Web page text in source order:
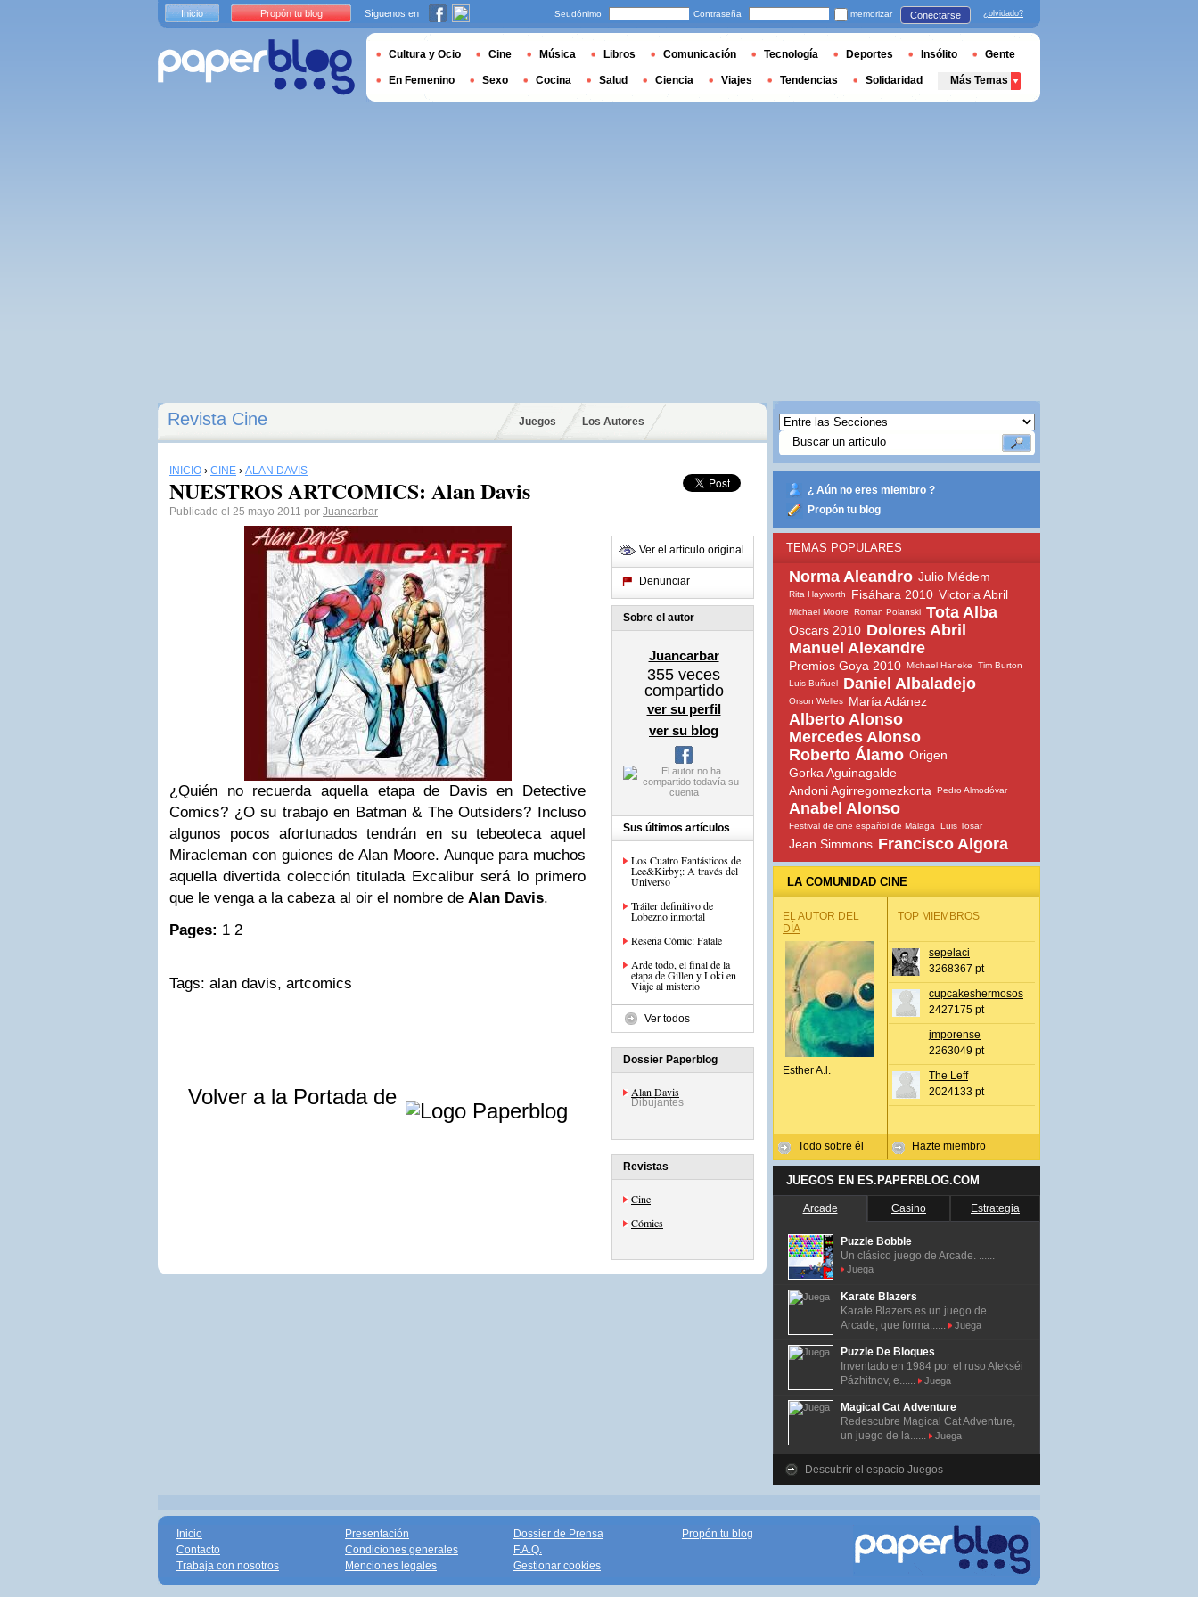
Revista Cine Juegos Los Autores
INICIO › CINE › ALAN DAVIS
NUESTROS ARTCOMICS: Alan Davis
Publicado el 25 mayo 2011 por Juancarbar
¿Quién no recuerda aquella etapa de Davis en Detective
Comics? ¿O su trabajo en Batman & The Outsiders? Incluso
algunos pocos afortunados tendrán en su tebeoteca aquel
Miracleman con guiones de Alan Moore. Aunque para muchos
aquella divertida colección titulada Excalibur será lo primero
que le venga a la cabeza al oir el nombre de Alan Davis.
Pages: 1 2
Tags: alan davis, artcomics
Volver a la Portada de
Ver el artículo original
Denunciar
Sobre el autor
Juancarbar
355 veces
compartido
ver su perfil
ver su blog
Sus últimos artículos
Los Cuatro Fantásticos de
Lee&Kirby;: A través del
Universo
Tráiler definitivo de
Lobezno inmortal
Reseña Cómic: Fatale
Arde todo, el final de la
etapa de Gillen y Loki en
Viaje al misterio
Ver todos
Dossier Paperblog
Alan Davis
Dibujantes
Revistas
Cine
Cómics
¿ Aún no eres miembro ?
Propón tu blog
TEMAS POPULARES
Norma Aleandro Julio Médem
Rita Hayworth Fisáhara 2010 Victoria Abril
Michael Moore Roman Polanski Tota Alba
Oscars 2010 Dolores Abril
Manuel Alexandre
Premios Goya 2010 Michael Haneke
Tim Burton
Luis Buñuel
Daniel Albaladejo
Orson Welles María Adánez
Alberto Alonso
Mercedes Alonso
Roberto Álamo Origen
Gorka Aguinagalde
Andoni Agirregomezkorta
Pedro Almodóvar
Anabel Alonso
Festival de cine español de Málaga Luis Tosar
Jean Simmons Francisco Algora
LA COMUNIDAD CINE
EL AUTOR DEL
DÍA
Esther A.l.
Todo sobre él
TOP MIEMBROS
sepelaci
3268367 pt
cupcakeshermosos
2427175 pt
jmporense
2263049 pt
The Leff
2024133 pt
Hazte miembro
JUEGOS EN ES.PAPERBLOG.COM
Arcade Casino Estrategia
Puzzle Bobble
Un clásico juego de Arcade. ......
Juega
Karate Blazers
Karate Blazers es un juego de
Arcade, que forma......
Juega
Puzzle De Bloques
Inventado en 1984 por el ruso Alekséi
Pázhitnov, e......
Juega
Magical Cat Adventure
Redescubre Magical Cat Adventure,
un juego de la......
Juega
Descubrir el espacio Juegos
Inicio Propón tu blog Síguenos en Seudónimo Contraseña memorizar Conectarse ¿olvidado?
Cultura y Ocio Cine Música Libros Comunicación Tecnología Deportes Insólito Gente
En Femenino Sexo Cocina Salud Ciencia Viajes Tendencias Solidaridad Más Temas
Inicio
Contacto
Trabaja con nosotros
Presentación
Condiciones generales
Menciones legales
Dossier de Prensa
F.A.Q.
Gestionar cookies
Propón tu blog